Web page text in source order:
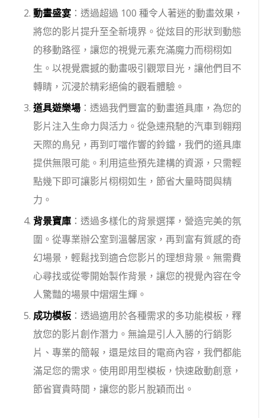
動畫盛宴 ：透過超過 100 種令人著迷的動畫效果，
將您的影片提升至全新境界。從炫目的形狀到動態
的移動路徑，讓您的視覺元素充滿魔力而栩栩如
生。以視覺震撼的動畫吸引觀眾目光，讓他們目不
轉睛，沉浸於精彩絕倫的觀看體驗。
道具遊樂場 ：透過我們豐富的動畫道具庫，為您的
影片注入生命力與活力。從急速飛馳的汽車到翱翔
天際的鳥兒，再到叮噹作響的鈴鐺，我們的道具庫
提供無限可能。利用這些預先建構的資源，只需輕
點幾下即可讓影片栩栩如生，節省大量時間與精
力。
背景寶庫 ：透過多樣化的背景選擇，營造完美的氛
圍。從專業辦公室到溫馨居家，再到富有質感的奇
幻場景，輕鬆找到適合您影片的理想背景。無需費
心尋找或從零開始製作背景，讓您的視覺內容在令
人驚豔的場景中熠熠生輝。
成功模板 ：透過適用於各種需求的多功能模板，釋
放您的影片創作潛力。無論是引人入勝的行銷影
片、專業的簡報，還是炫目的電商內容，我們都能
滿足您的需求。使用即用型模板，快速啟動創意，
節省寶貴時間，讓您的影片脫穎而出。